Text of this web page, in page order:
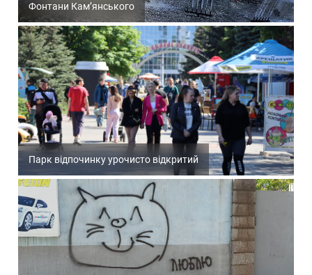
Фонтани Кам’янського
Парк відпочинку урочисто відкритий